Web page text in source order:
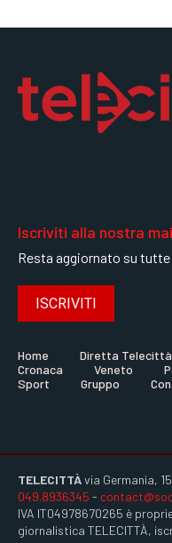
Iscriviti alla nostra
Resta aggiornato su
ISCRIVITI
Home Diretta Telecittà
Cronaca
Veneto
Sport
Gruppo
TELECITTÀvia Germania,
049.8936345 -
IVA IT04978670265 è
giornalistica TELECITTÀ,